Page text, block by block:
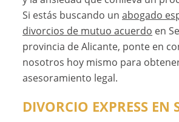
Si estás buscando unabogado
divorcios de mutuo acuerdo en
provincia de Alicante, ponte en
nosotros hoy mismo para
asesoramiento legal.
DIVORCIO EXPRESS EN